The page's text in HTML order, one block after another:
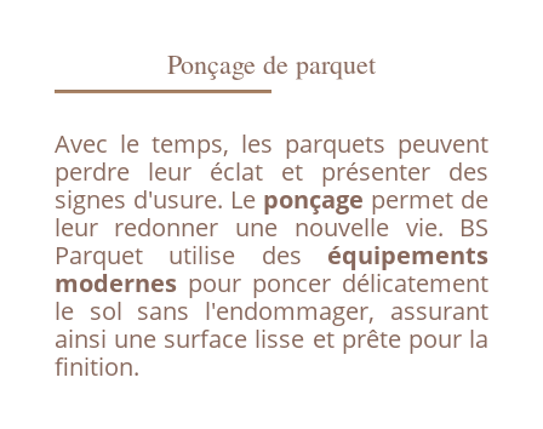
Ponçage de parquet
Avec le temps, les parquets peuvent
perdre leur éclat et présenter des
signes d'usure. Le ponçage permet de
leur redonner une nouvelle vie. BS
Parquet utilise des équipements
modernespour poncer délicatement
le sol sans l'endommager, assurant
ainsi une surface lisse et prête pour la
finition.